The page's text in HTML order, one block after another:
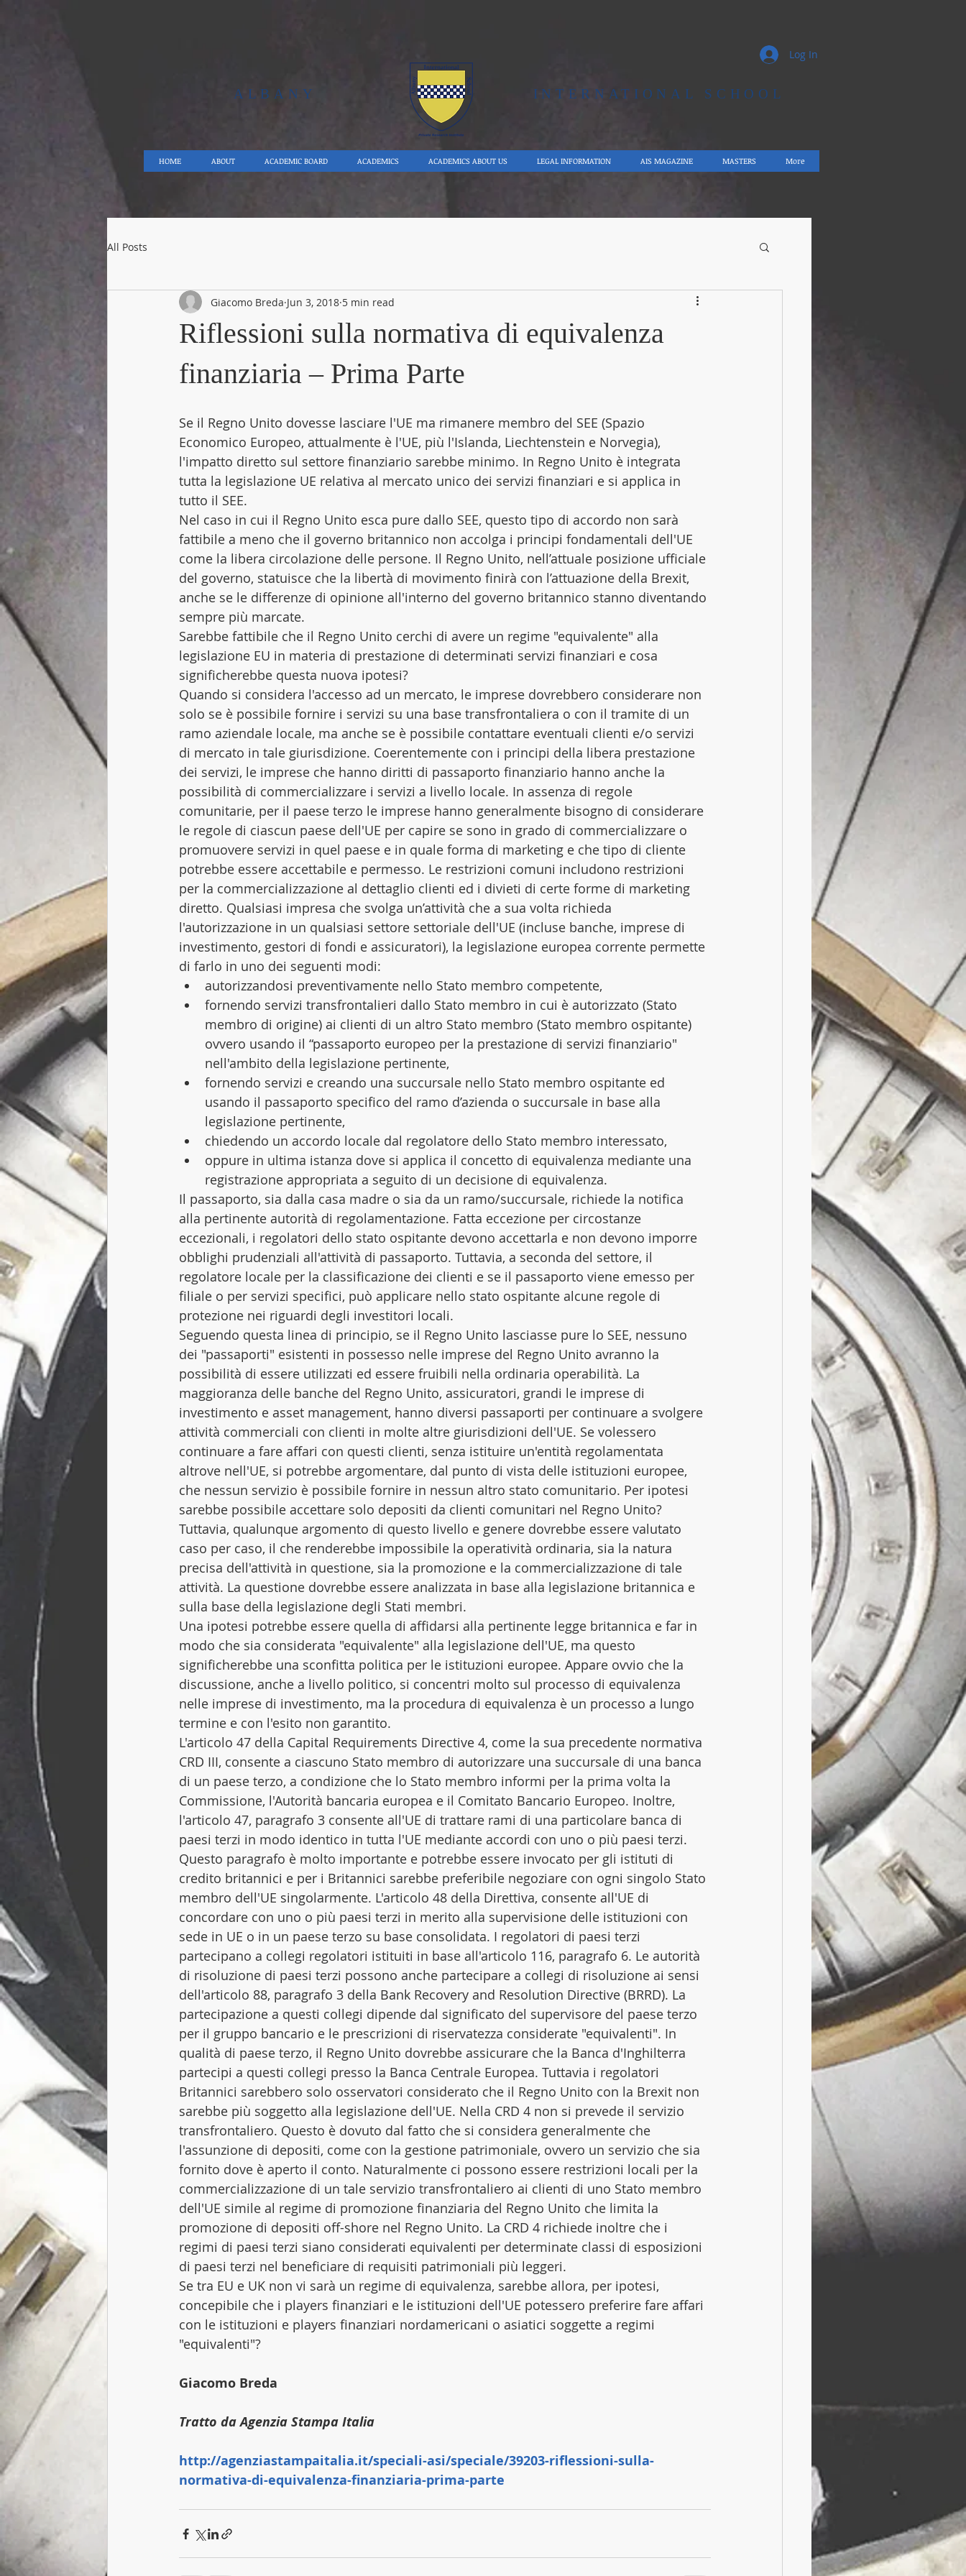
ALBANY INTERNATIONAL SCHOOL
HOME ABOUT ACADEMIC BOARD ACADEMICS ACADEMICS ABOUT US LEGAL INFORMATION AIS MAGAZINE MASTERS More
Log In
All Posts
Riflessioni sulla normativa di equivalenza
finanziaria – Prima Parte
Giacomo Breda Jun 3, 2018 5 min read
Se il Regno Unito dovesse lasciare l'UE ma rimanere membro del SEE (Spazio
Economico Europeo, attualmente è l'UE, più l'Islanda, Liechtenstein e Norvegia),
l'impatto diretto sul settore finanziario sarebbe minimo. In Regno Unito è integrata
tutta la legislazione UE relativa al mercato unico dei servizi finanziari e si applica in
tutto il SEE.
Nel caso in cui il Regno Unito esca pure dallo SEE, questo tipo di accordo non sarà
fattibile a meno che il governo britannico non accolga i principi fondamentali dell'UE
come la libera circolazione delle persone. Il Regno Unito, nell’attuale posizione ufficiale
del governo, statuisce che la libertà di movimento finirà con l’attuazione della Brexit,
anche se le differenze di opinione all'interno del governo britannico stanno diventando
sempre più marcate.
Sarebbe fattibile che il Regno Unito cerchi di avere un regime "equivalente" alla
legislazione EU in materia di prestazione di determinati servizi finanziari e cosa
significherebbe questa nuova ipotesi?
Quando si considera l'accesso ad un mercato, le imprese dovrebbero considerare non
solo se è possibile fornire i servizi su una base transfrontaliera o con il tramite di un
ramo aziendale locale, ma anche se è possibile contattare eventuali clienti e/o servizi
di mercato in tale giurisdizione. Coerentemente con i principi della libera prestazione
dei servizi, le imprese che hanno diritti di passaporto finanziario hanno anche la
possibilità di commercializzare i servizi a livello locale. In assenza di regole
comunitarie, per il paese terzo le imprese hanno generalmente bisogno di considerare
le regole di ciascun paese dell'UE per capire se sono in grado di commercializzare o
promuovere servizi in quel paese e in quale forma di marketing e che tipo di cliente
potrebbe essere accettabile e permesso. Le restrizioni comuni includono restrizioni
per la commercializzazione al dettaglio clienti ed i divieti di certe forme di marketing
diretto. Qualsiasi impresa che svolga un’attività che a sua volta richieda
l'autorizzazione in un qualsiasi settore settoriale dell'UE (incluse banche, imprese di
investimento, gestori di fondi e assicuratori), la legislazione europea corrente permette
di farlo in uno dei seguenti modi:
autorizzandosi preventivamente nello Stato membro competente,
fornendo servizi transfrontalieri dallo Stato membro in cui è autorizzato (Stato
membro di origine) ai clienti di un altro Stato membro (Stato membro ospitante)
ovvero usando il “passaporto europeo per la prestazione di servizi finanziario"
nell'ambito della legislazione pertinente,
fornendo servizi e creando una succursale nello Stato membro ospitante ed
usando il passaporto specifico del ramo d’azienda o succursale in base alla
legislazione pertinente,
chiedendo un accordo locale dal regolatore dello Stato membro interessato,
oppure in ultima istanza dove si applica il concetto di equivalenza mediante una
registrazione appropriata a seguito di un decisione di equivalenza.
Il passaporto, sia dalla casa madre o sia da un ramo/succursale, richiede la notifica
alla pertinente autorità di regolamentazione. Fatta eccezione per circostanze
eccezionali, i regolatori dello stato ospitante devono accettarla e non devono imporre
obblighi prudenziali all'attività di passaporto. Tuttavia, a seconda del settore, il
regolatore locale per la classificazione dei clienti e se il passaporto viene emesso per
filiale o per servizi specifici, può applicare nello stato ospitante alcune regole di
protezione nei riguardi degli investitori locali.
Seguendo questa linea di principio, se il Regno Unito lasciasse pure lo SEE, nessuno
dei "passaporti" esistenti in possesso nelle imprese del Regno Unito avranno la
possibilità di essere utilizzati ed essere fruibili nella ordinaria operabilità. La
maggioranza delle banche del Regno Unito, assicuratori, grandi le imprese di
investimento e asset management, hanno diversi passaporti per continuare a svolgere
attività commerciali con clienti in molte altre giurisdizioni dell'UE. Se volessero
continuare a fare affari con questi clienti, senza istituire un'entità regolamentata
altrove nell'UE, si potrebbe argomentare, dal punto di vista delle istituzioni europee,
che nessun servizio è possibile fornire in nessun altro stato comunitario. Per ipotesi
sarebbe possibile accettare solo depositi da clienti comunitari nel Regno Unito?
Tuttavia, qualunque argomento di questo livello e genere dovrebbe essere valutato
caso per caso, il che renderebbe impossibile la operatività ordinaria, sia la natura
precisa dell'attività in questione, sia la promozione e la commercializzazione di tale
attività. La questione dovrebbe essere analizzata in base alla legislazione britannica e
sulla base della legislazione degli Stati membri.
Una ipotesi potrebbe essere quella di affidarsi alla pertinente legge britannica e far in
modo che sia considerata "equivalente" alla legislazione dell'UE, ma questo
significherebbe una sconfitta politica per le istituzioni europee. Appare ovvio che la
discussione, anche a livello politico, si concentri molto sul processo di equivalenza
nelle imprese di investimento, ma la procedura di equivalenza è un processo a lungo
termine e con l'esito non garantito.
L'articolo 47 della Capital Requirements Directive 4, come la sua precedente normativa
CRD III, consente a ciascuno Stato membro di autorizzare una succursale di una banca
di un paese terzo, a condizione che lo Stato membro informi per la prima volta la
Commissione, l'Autorità bancaria europea e il Comitato Bancario Europeo. Inoltre,
l'articolo 47, paragrafo 3 consente all'UE di trattare rami di una particolare banca di
paesi terzi in modo identico in tutta l'UE mediante accordi con uno o più paesi terzi.
Questo paragrafo è molto importante e potrebbe essere invocato per gli istituti di
credito britannici e per i Britannici sarebbe preferibile negoziare con ogni singolo Stato
membro dell'UE singolarmente. L'articolo 48 della Direttiva, consente all'UE di
concordare con uno o più paesi terzi in merito alla supervisione delle istituzioni con
sede in UE o in un paese terzo su base consolidata. I regolatori di paesi terzi
partecipano a collegi regolatori istituiti in base all'articolo 116, paragrafo 6. Le autorità
di risoluzione di paesi terzi possono anche partecipare a collegi di risoluzione ai sensi
dell'articolo 88, paragrafo 3 della Bank Recovery and Resolution Directive (BRRD). La
partecipazione a questi collegi dipende dal significato del supervisore del paese terzo
per il gruppo bancario e le prescrizioni di riservatezza considerate "equivalenti". In
qualità di paese terzo, il Regno Unito dovrebbe assicurare che la Banca d'Inghilterra
partecipi a questi collegi presso la Banca Centrale Europea. Tuttavia i regolatori
Britannici sarebbero solo osservatori considerato che il Regno Unito con la Brexit non
sarebbe più soggetto alla legislazione dell'UE. Nella CRD 4 non si prevede il servizio
transfrontaliero. Questo è dovuto dal fatto che si considera generalmente che
l'assunzione di depositi, come con la gestione patrimoniale, ovvero un servizio che sia
fornito dove è aperto il conto. Naturalmente ci possono essere restrizioni locali per la
commercializzazione di un tale servizio transfrontaliero ai clienti di uno Stato membro
dell'UE simile al regime di promozione finanziaria del Regno Unito che limita la
promozione di depositi off-shore nel Regno Unito. La CRD 4 richiede inoltre che i
regimi di paesi terzi siano considerati equivalenti per determinate classi di esposizioni
di paesi terzi nel beneficiare di requisiti patrimoniali più leggeri.
Se tra EU e UK non vi sarà un regime di equivalenza, sarebbe allora, per ipotesi,
concepibile che i players finanziari e le istituzioni dell'UE potessero preferire fare affari
con le istituzioni e players finanziari nordamericani o asiatici soggette a regimi
"equivalenti"?
Giacomo Breda
Tratto da Agenzia Stampa Italia
http://agenziastampaitalia.it/speciali-asi/speciale/39203-riflessioni-sulla-
normativa-di-equivalenza-finanziaria-prima-parte